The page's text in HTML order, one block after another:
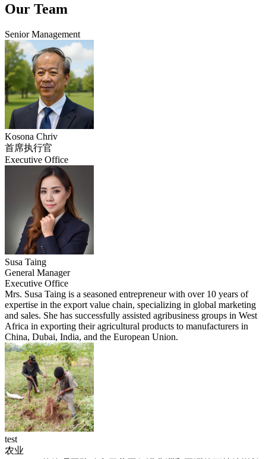
Our Team
Senior Management
Kosona Chriv
首席执行官
Executive Office
Susa Taing
General Manager
Executive Office
Mrs. Susa Taing is a seasoned entrepreneur with over 10 years of
expertise in the export value chain, specializing in global marketing
and sales. She has successfully assisted agribusiness groups in West
Africa in exporting their agricultural products to manufacturers in
China, Dubai, India, and the European Union.
test
农业